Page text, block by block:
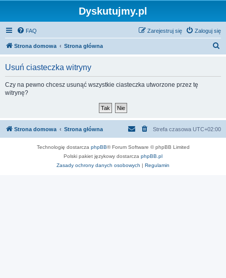
Dyskutujmy.pl
FAQ Zaloguj się
Zarejestruj się
Strona domowa Strona główna
Usuń ciasteczka witryny
Czy na pewno chcesz usunąć wszystkie ciasteczka utworzone przez tę
witrynę?
Strona domowa Strona główna Strefa czasowa UTC+02:00
Technologię dostarcza phpBB® Forum Software © phpBB Limited
Polski pakiet językowy dostarcza phpBB.pl
Zasady ochrony danych osobowych | Regulamin